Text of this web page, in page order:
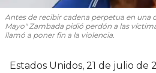
Antes de recibir cadena perpetua en una
Mayo" Zambada pidió perdón a las
llamó a poner fin a la violencia.
Estados Unidos, 21 de julio de